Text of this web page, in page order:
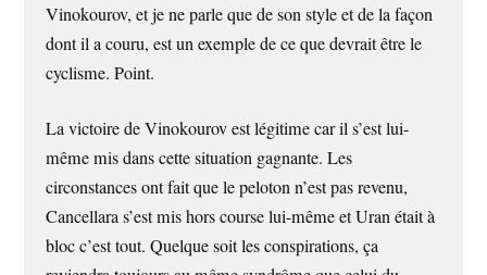
Vinokourov, et je ne parle que de son style et de la façon
dont il a couru, est un exemple de ce que devrait être le
cyclisme. Point.
La victoire de Vinokourov est légitime car il s’est lui-
même mis dans cette situation gagnante. Les
circonstances ont fait que le peloton n’est pas revenu,
Cancellara s’est mis hors course lui-même et Uran était à
bloc c’est tout. Quelque soit les conspirations, ça